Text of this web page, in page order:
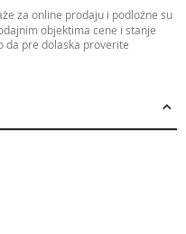
za online prodaju i podložne su
objektima cene i stanje
pre dolaska proverite